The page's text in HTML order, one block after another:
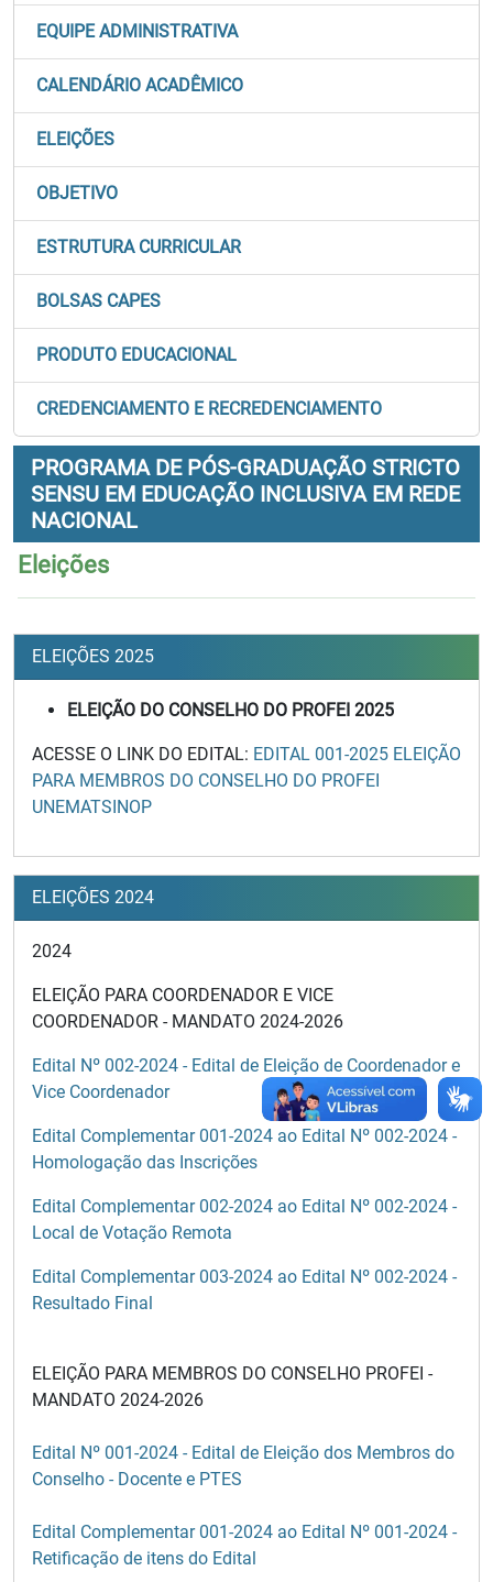
EQUIPE ADMINISTRATIVA
CALENDÁRIO ACADÊMICO
ELEIÇÕES
OBJETIVO
ESTRUTURA CURRICULAR
BOLSAS CAPES
PRODUTO EDUCACIONAL
CREDENCIAMENTO E RECREDENCIAMENTO
PROGRAMA DE PÓS-GRADUAÇÃO STRICTO
SENSU EM EDUCAÇÃO INCLUSIVA EM REDE
NACIONAL
Eleições
ELEIÇÕES 2025
ELEIÇÃO DO CONSELHO DO PROFEI 2025
ACESSE O LINK DO EDITAL: EDITAL 001-2025 ELEIÇÃO
PARA MEMBROS DO CONSELHO DO PROFEI
UNEMATSINOP
ELEIÇÕES 2024
2024
ELEIÇÃO PARA COORDENADOR E VICE
COORDENADOR - MANDATO 2024-2026
Edital Nº 002-2024 - Edital de Eleição de Coordenador e
Vice Coordenador
Edital Complementar 001-2024 ao Edital Nº 002-2024 -
Homologação das Inscrições
Edital Complementar 002-2024 ao Edital Nº 002-2024 -
Local de Votação Remota
Edital Complementar 003-2024 ao Edital Nº 002-2024 -
Resultado Final
ELEIÇÃO PARA MEMBROS DO CONSELHO PROFEI -
MANDATO 2024-2026
Edital Nº 001-2024 - Edital de Eleição dos Membros do
Conselho - Docente e PTES
Edital Complementar 001-2024 ao Edital Nº 001-2024 -
Retificação de itens do Edital